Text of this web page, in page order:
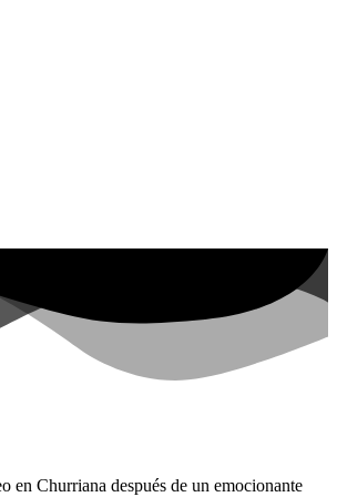
en Churriana después de un emocionante